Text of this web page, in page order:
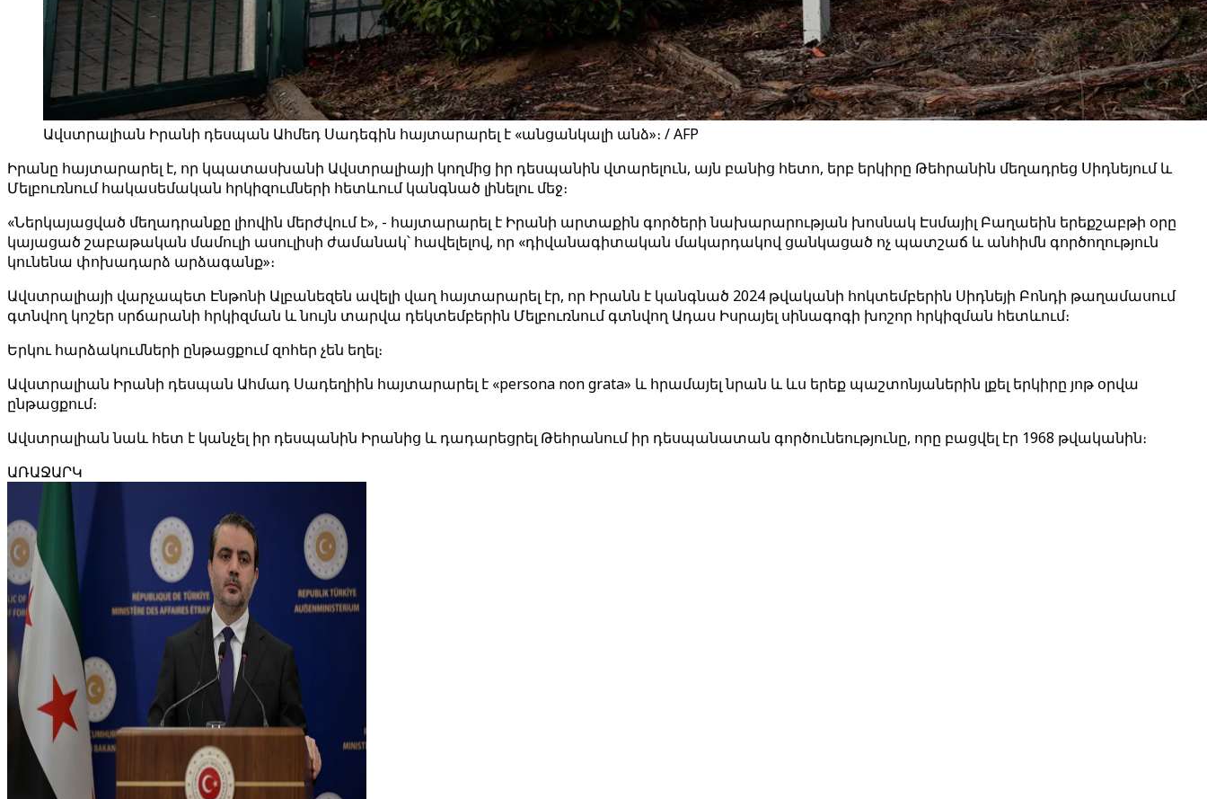
Ավստրալիան Իրանի դեսպան Ահմեդ Սադեգին հայտարարել է «անցանկալի անձ»։ / AFP
Իրանը հայտարարել է, որ կպատասխանի Ավստրալիայի կողմից իր դեսպանին վտարելուն, այն բանից հետո, երբ երկիրը Թեհրանին մեղադրեց Սիդնեյում և
Մելբուռնում հակասեմական հրկիզումների հետևում կանգնած լինելու մեջ։
«Ներկայացված մեղադրանքը լիովին մերժվում է», - հայտարարել է Իրանի արտաքին գործերի նախարարության խոսնակ Էսմայիլ Բաղաեին երեքշաբթի օրը
կայացած շաբաթական մամուլի ասուլիսի ժամանակ՝ հավելելով, որ «դիվանագիտական մակարդակով ցանկացած ոչ պատշաճ և անհիմն գործողություն
կունենա փոխադարձ արձագանք»։
Ավստրալիայի վարչապետ Էնթոնի Ալբանեզեն ավելի վաղ հայտարարել էր, որ Իրանն է կանգնած 2024 թվականի հոկտեմբերին Սիդնեյի Բոնդի թաղամասում
գտնվող կոշեր սրճարանի հրկիզման և նույն տարվա դեկտեմբերին Մելբուռնում գտնվող Ադաս Իսրայել սինագոգի խոշոր հրկիզման հետևում։
Երկու հարձակումների ընթացքում զոհեր չեն եղել։
Ավստրալիան Իրանի դեսպան Ահմադ Սադեղիին հայտարարել է «persona non grata» և հրամայել նրան և ևս երեք պաշտոնյաներին լքել երկիրը յոթ օրվա
ընթացքում։
Ավստրալիան նաև հետ է կանչել իր դեսպանին Իրանից և դադարեցրել Թեհրանում իր դեսպանատան գործունեությունը, որը բացվել էր 1968 թվականին։
ԱՌԱՋԱՐԿ